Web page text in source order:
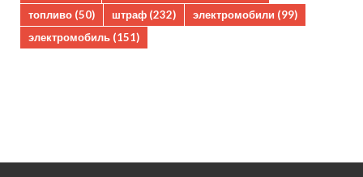
топливо (50) штраф (232) электромобили (99)
электромобиль (151)